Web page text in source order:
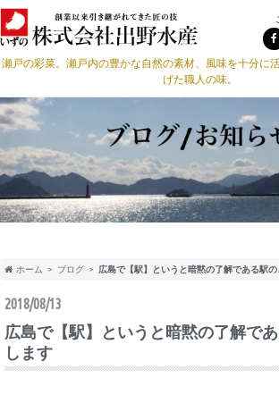
瀬戸の彩菜。瀬戸内の豊かな自然の素材、風味を十分に
げた職人の味。
ホーム ブログ 広島で【駅】というと暗黙の了解である駅
2018/08/13
広島で【駅】というと暗黙の了解で
します